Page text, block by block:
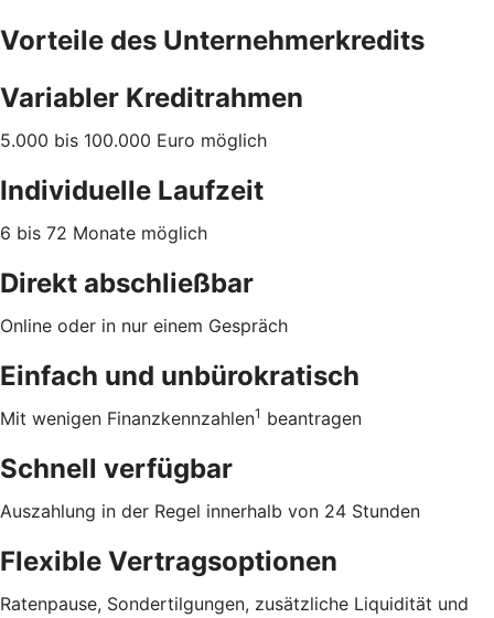
Vorteile des Unternehmerkredits
Variabler Kreditrahmen
5.000 bis 100.000 Euro möglich
Individuelle Laufzeit
6 bis 72 Monate möglich
Direkt abschließbar
Online oder in nur einem Gespräch
Einfach und unbürokratisch
Mit wenigen Finanzkennzahlen1 beantragen
Schnell verfügbar
Auszahlung in der Regel innerhalb von 24 Stunden
Flexible Vertragsoptionen
Ratenpause, Sondertilgungen, zusätzliche Liquidität und